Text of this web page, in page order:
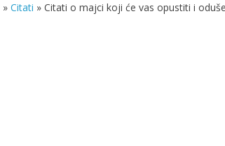
»Citati »Citati o majci koji će vas opustiti i